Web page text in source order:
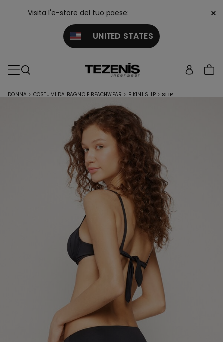
Visita l'e-store del tuo paese:
UNITED STATES
×
DONNA > COSTUMI DA BAGNO E BEACHWEAR > BIKINI SLIP > SLIP